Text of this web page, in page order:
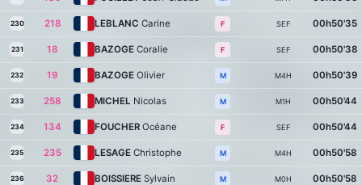
230 218 LEBLANC Carine F SEF 00h50'35
231 18 BAZOGE Coralie F SEF 00h50'38
232 19 BAZOGE Olivier M M4H 00h50'39
233 258 MICHEL Nicolas M M1H 00h50'44
234 134 FOUCHER Océane F SEF 00h50'44
235 235 LESAGE Christophe M M4H 00h50'58
236 32 BOISSIERE Sylvain M M0H 00h50'58